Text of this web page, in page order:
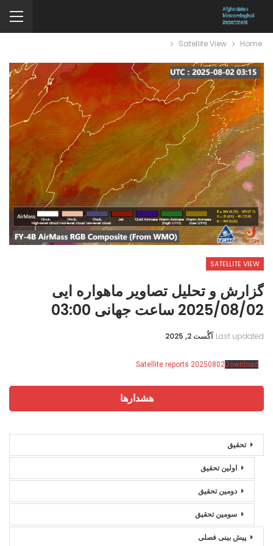
Home
Satellite View
SATELLITE VIEW
گزارش و تحلیل تصاویر ماهواره ایی
2025/08/02 ساعت جهانی 03:00
Last updated آگُست 2, 2025
Satellite reports 20250802Download
هشدارها
تحقیق
اولین تحقیق
دومین تحقیق
سومین تحقیق
پیش بینی فصلی